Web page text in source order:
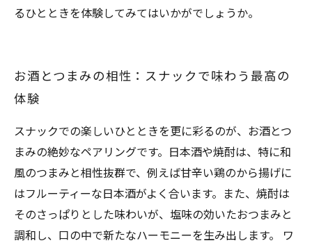
るひとときを体験してみてはいかがでしょうか。
お酒とつまみの相性：スナックで味わう最高の
体験
スナックでの楽しいひとときを更に彩るのが、お酒とつ
まみの絶妙なペアリングです。日本酒や焼酎は、特に和
風のつまみと相性抜群で、例えば甘辛い鶏のから揚げに
はフルーティーな日本酒がよく合います。また、焼酎は
そのさっぱりとした味わいが、塩味の効いたおつまみと
調和し、口の中で新たなハーモニーを生み出します。 ワ